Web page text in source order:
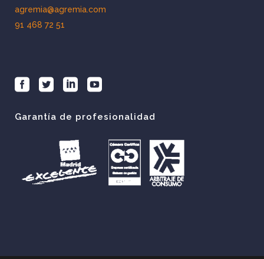
agremia@agremia.com
91 468 72 51
Garantía de profesionalidad